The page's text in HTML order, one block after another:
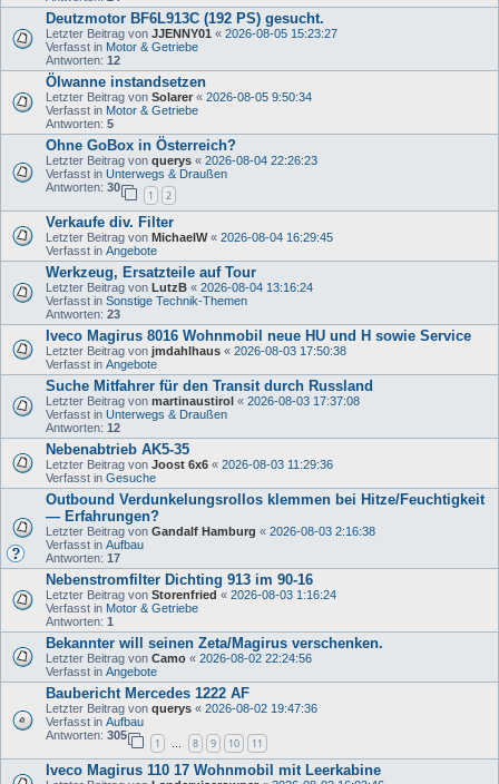
Deutzmotor BF6L913C (192 PS) gesucht.
Letzter Beitrag von JJENNY01 « 2026-08-05 15:23:27
Verfasst in Motor & Getriebe
Antworten: 12
Ölwanne instandsetzen
Letzter Beitrag von Solarer « 2026-08-05 9:50:34
Verfasst in Motor & Getriebe
Antworten: 5
Ohne GoBox in Österreich?
Letzter Beitrag von querys « 2026-08-04 22:26:23
Verfasst in Unterwegs & Draußen
Antworten: 30
1 2
Verkaufe div. Filter
Letzter Beitrag von MichaelW« 2026-08-04 16:29:45
Verfasst in Angebote
Werkzeug, Ersatzteile auf Tour
Letzter Beitrag von LutzB « 2026-08-04 13:16:24
Verfasst in Sonstige Technik-Themen
Antworten: 23
Iveco Magirus 8016 Wohnmobil neue HU und H sowie Service
Letzter Beitrag von jmdahlhaus « 2026-08-03 17:50:38
Verfasst in Angebote
Suche Mitfahrer für den Transit durch Russland
Letzter Beitrag von martinaustirol « 2026-08-03 17:37:08
Verfasst in Unterwegs & Draußen
Antworten: 12
Nebenabtrieb AK5-35
Letzter Beitrag von Joost 6x6 « 2026-08-03 11:29:36
Verfasst in Gesuche
Outbound Verdunkelungsrollos klemmen bei Hitze/Feuchtigkeit
— Erfahrungen?
Letzter Beitrag von Gandalf Hamburg « 2026-08-03 2:16:38
Verfasst in Aufbau
Antworten: 17
Nebenstromfilter Dichting 913 im 90-16
Letzter Beitrag von Storenfried « 2026-08-03 1:16:24
Verfasst in Motor & Getriebe
Antworten: 1
Bekannter will seinen Zeta/Magirus verschenken.
Letzter Beitrag von Camo « 2026-08-02 22:24:56
Verfasst in Angebote
Baubericht Mercedes 1222 AF
Letzter Beitrag von querys « 2026-08-02 19:47:36
Verfasst in Aufbau
Antworten: 305
1 … 8 9 10 11
Iveco Magirus 110 17 Wohnmobil mit Leerkabine